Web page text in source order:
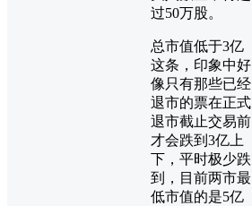
过50万股。
总市值低于3亿
这条，印象中好
像只有那些已经
退市的票在正式
退市截止交易前
才会跌到3亿上
下，平时极少跌
到，目前两市最
低市值的是5亿